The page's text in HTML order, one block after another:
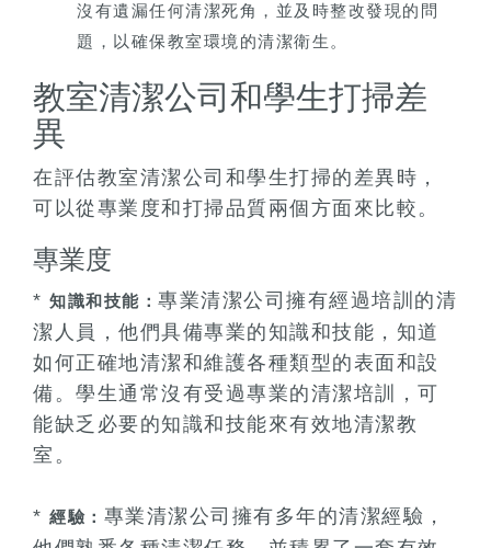
沒有遺漏任何清潔死角，並及時整改發現的問
題，以確保教室環境的清潔衛生。
教室清潔公司和學生打掃差
異
在評估教室清潔公司和學生打掃的差異時，
可以從專業度和打掃品質兩個方面來比較。
專業度
* 知識和技能： 專業清潔公司擁有經過培訓的清
潔人員，他們具備專業的知識和技能，知道
如何正確地清潔和維護各種類型的表面和設
備。學生通常沒有受過專業的清潔培訓，可
能缺乏必要的知識和技能來有效地清潔教
室。
* 經驗： 專業清潔公司擁有多年的清潔經驗，